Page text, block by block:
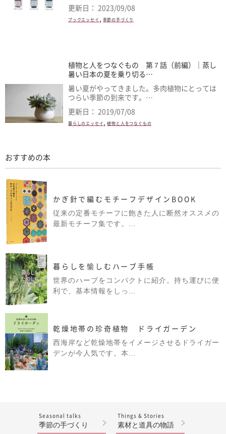
更新日： 2023/09/08
ブックエッセイ 季節の手づくり
植物と人をつなぐもの 第７話（前編）｜蒸し
暑い日本の夏を乗り切る…
暑い夏がやってきました。多肉植物にとっては
つらい季節の到来です。…
更新日： 2019/07/08
暮らしのエッセイ ,植物と人をつなぐもの
おすすめの本
かぎ針で編むモチーフデザインBOOK
従来の定番モチーフに飽きた人に断然オススメの
最新モチーフ集です。…
暮らしを愉しむハーブ手帳
世界のハーブをコンパクトに紹介。持ち運びに便
利で、基本情報をしっ…
乾燥地帯の珍奇植物 ドライガーデン
西海岸など乾燥地帯をイメージさせるドライガー
デンが今人気です。本…
Seasonal talks
季節の手づくり
Things & Stories
素材と道具の物語